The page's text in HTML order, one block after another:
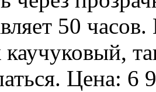
50
Цена: 6